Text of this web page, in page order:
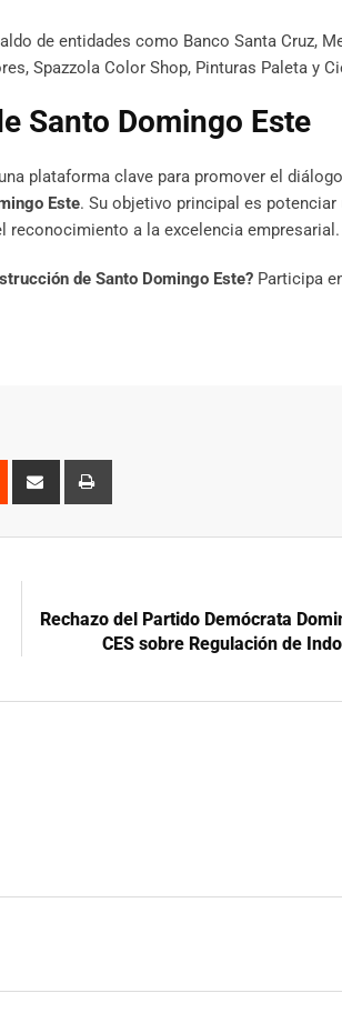
de entidades como Banco Santa Cruz,
Spazzola Color Shop, Pinturas Paleta y
Santo Domingo Este
plataforma clave para promover el
Este. Su objetivo principal es
reconocimiento a la excelencia empresarial.
de Santo Domingo Este? Participa
Reddit
Share
Rechazo del Partido Demócrata
CES sobre Regulación de